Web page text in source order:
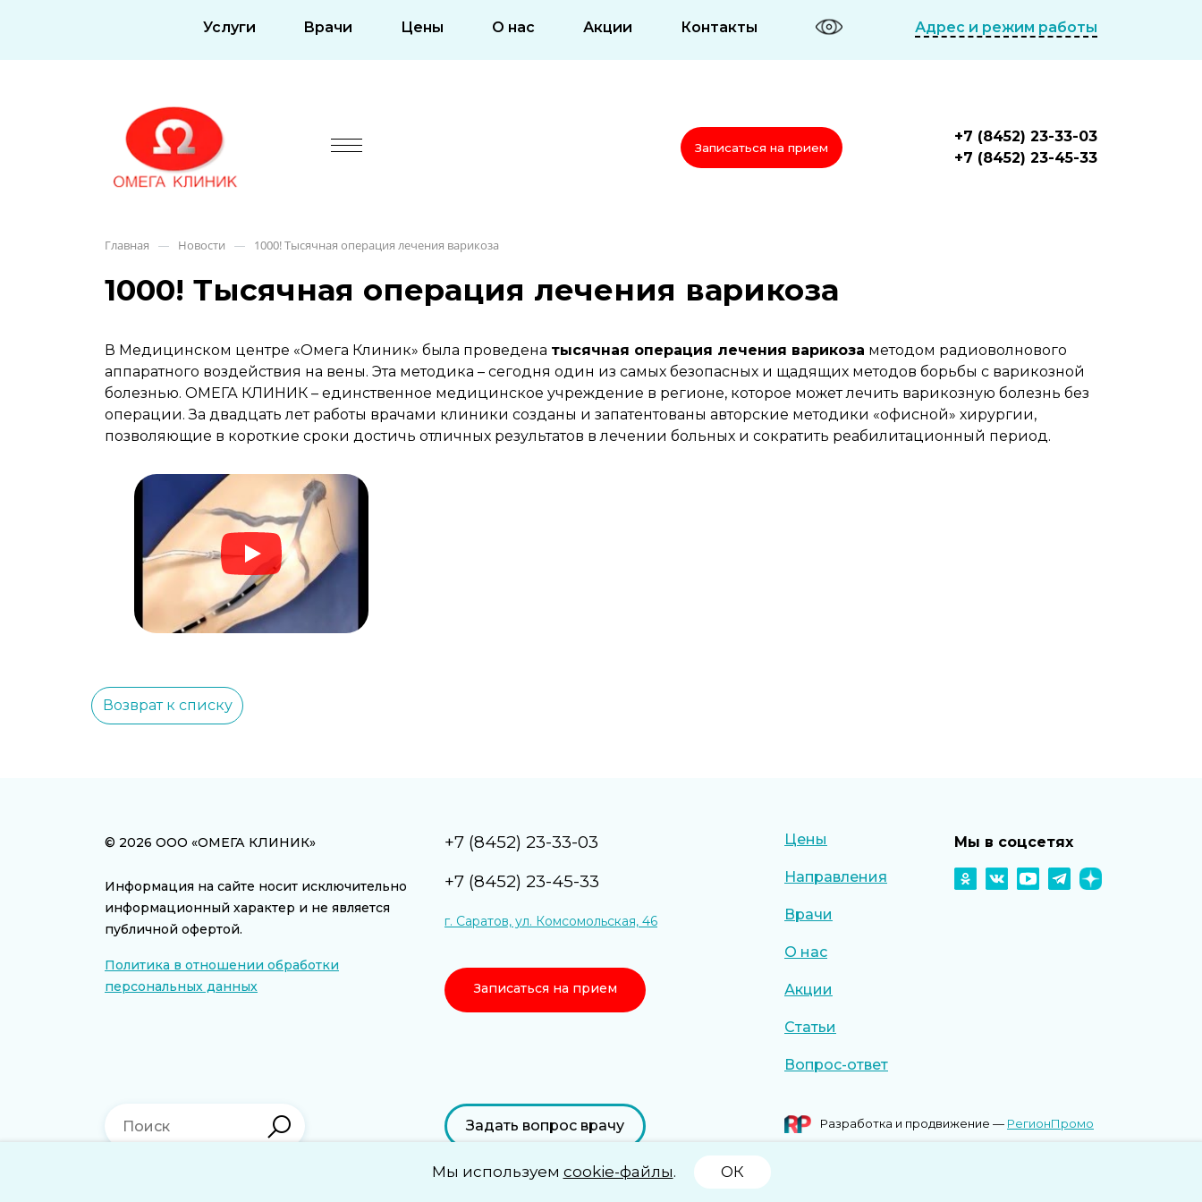
Услуги Врачи Цены О нас Акции Контакты Адрес и режим работы
Записаться на прием
+7 (8452) 23-33-03
+7 (8452) 23-45-33
Главная — Новости — 1000! Тысячная операция лечения варикоза
1000! Тысячная операция лечения варикоза
В Медицинском центре «Омега Клиник» была проведена тысячная операция лечения варикоза методом радиоволнового
аппаратного воздействия на вены. Эта методика – сегодня один из самых безопасных и щадящих методов борьбы с варикозной
болезнью. ОМЕГА КЛИНИК – единственное медицинское учреждение в регионе, которое может лечить варикозную болезнь без
операции. За двадцать лет работы врачами клиники созданы и запатентованы авторские методики «офисной» хирургии,
позволяющие в короткие сроки достичь отличных результатов в лечении больных и сократить реабилитационный период.
Возврат к списку
© 2026 ООО «ОМЕГА КЛИНИК»
Информация на сайте носит исключительно
информационный характер и не является
публичной офертой.
Политика в отношении обработки
персональных данных
+7 (8452) 23-33-03
+7 (8452) 23-45-33
г. Саратов, ул. Комсомольская, 46
Записаться на прием
Цены
Направления
Врачи
О нас
Акции
Статьи
Вопрос-ответ
Мы в соцсетях
Задать вопрос врачу Разработка и продвижение — РегионПромо
ОК
Мы используем cookie-файлы.